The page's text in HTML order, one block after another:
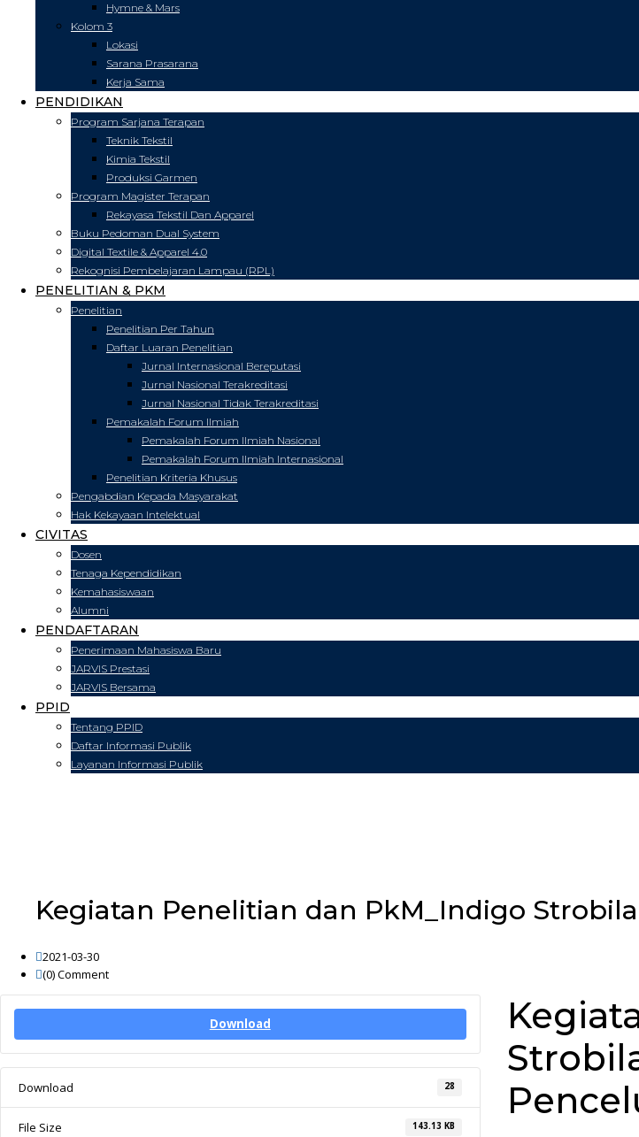
Hymne & Mars
Kolom 3
Lokasi
Sarana Prasarana
Kerja Sama
PENDIDIKAN
Program Sarjana Terapan
Teknik Tekstil
Kimia Tekstil
Produksi Garmen
Program Magister Terapan
Rekayasa Tekstil Dan Apparel
Buku Pedoman Dual System
Digital Textile & Apparel 4.0
Rekognisi Pembelajaran Lampau (RPL)
PENELITIAN & PKM
Penelitian
Penelitian Per Tahun
Daftar Luaran Penelitian
Jurnal Internasional Bereputasi
Jurnal Nasional Terakreditasi
Jurnal Nasional Tidak Terakreditasi
Pemakalah Forum Ilmiah
Pemakalah Forum Ilmiah Nasional
Pemakalah Forum Ilmiah Internasional
Penelitian Kriteria Khusus
Pengabdian Kepada Masyarakat
Hak Kekayaan Intelektual
CIVITAS
Dosen
Tenaga Kependidikan
Kemahasiswaan
Alumni
PENDAFTARAN
Penerimaan Mahasiswa Baru
JARVIS Prestasi
JARVIS Bersama
PPID
Tentang PPID
Daftar Informasi Publik
Layanan Informasi Publik
Kegiatan Penelitian dan PkM_Indigo
2021-03-30
(0)Comment
Download
Download 28
File Size 143.13 KB